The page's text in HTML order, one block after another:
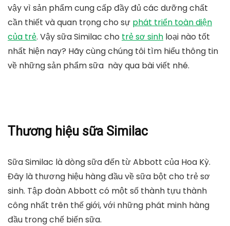
vậy vì sản phẩm cung cấp đầy đủ các dưỡng chất
cần thiết và quan trọng cho sự phát triển toàn diện
của trẻ. Vậy sữa Similac cho trẻ sơ sinh loại nào tốt
nhất hiện nay? Hãy cùng chúng tôi tìm hiểu thông tin
về những sản phẩm sữa này qua bài viết nhé.
Thương hiệu sữa Similac
Sữa Similac là dòng sữa đến từ Abbott của Hoa Kỳ.
Đây là thương hiệu hàng đầu về sữa bột cho trẻ sơ
sinh. Tập đoàn Abbott có một số thành tựu thành
công nhất trên thế giới, với những phát minh hàng
đầu trong chế biến sữa.